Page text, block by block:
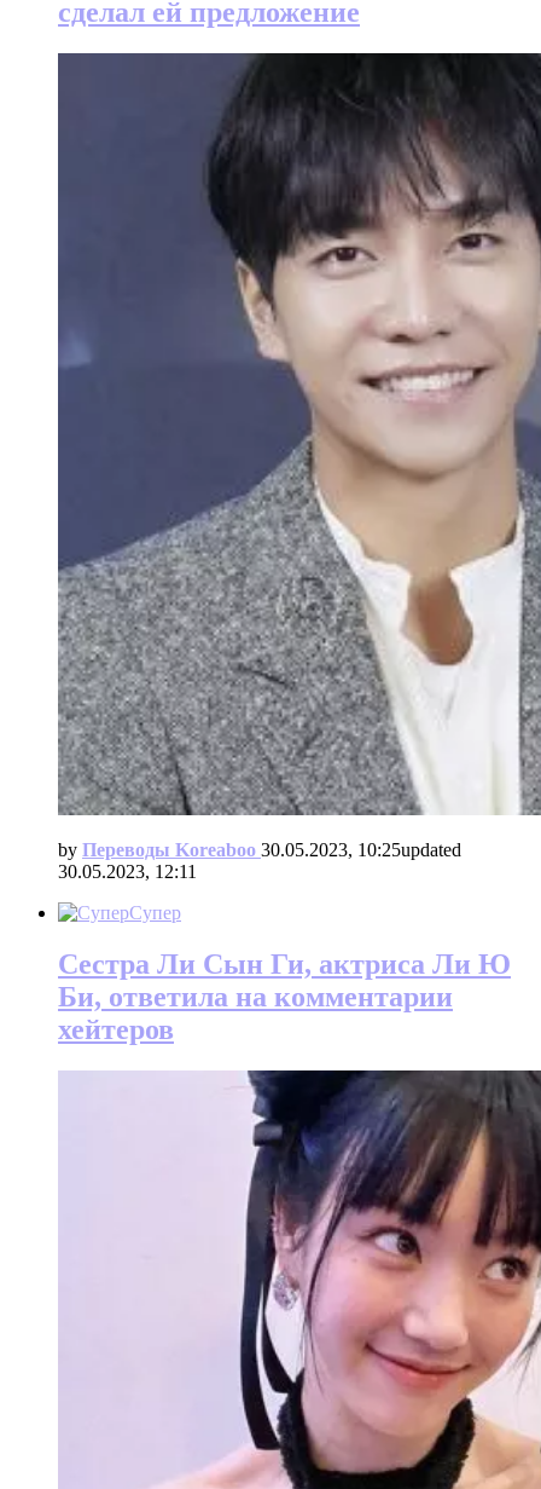
сделал ей предложение
by Переводы Koreaboo 30.05.2023, 10:25updated
30.05.2023, 12:11
Супер
Сестра Ли Сын Ги, актриса Ли Ю
Би, ответила на комментарии
хейтеров